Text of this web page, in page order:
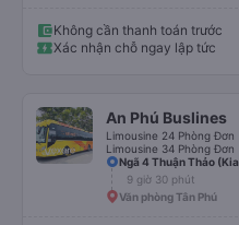
an sương, xe dừng đúng 3 lần (cả ăn tối) cho khách
là khi gần tới chỗ ăn tối sẽ có loa
tế chỉ dừng khoảng 25p, chắc do
Không cần thanh toán trước
Xác nhận chỗ ngay lập tức
An Phú Buslines
Limousine 24 Phòng Đơn
Limousine 34 Phòng Đơn
Ngã 4 Thuận Thảo
9 giờ 30 phút
Văn phòng Tân Phú